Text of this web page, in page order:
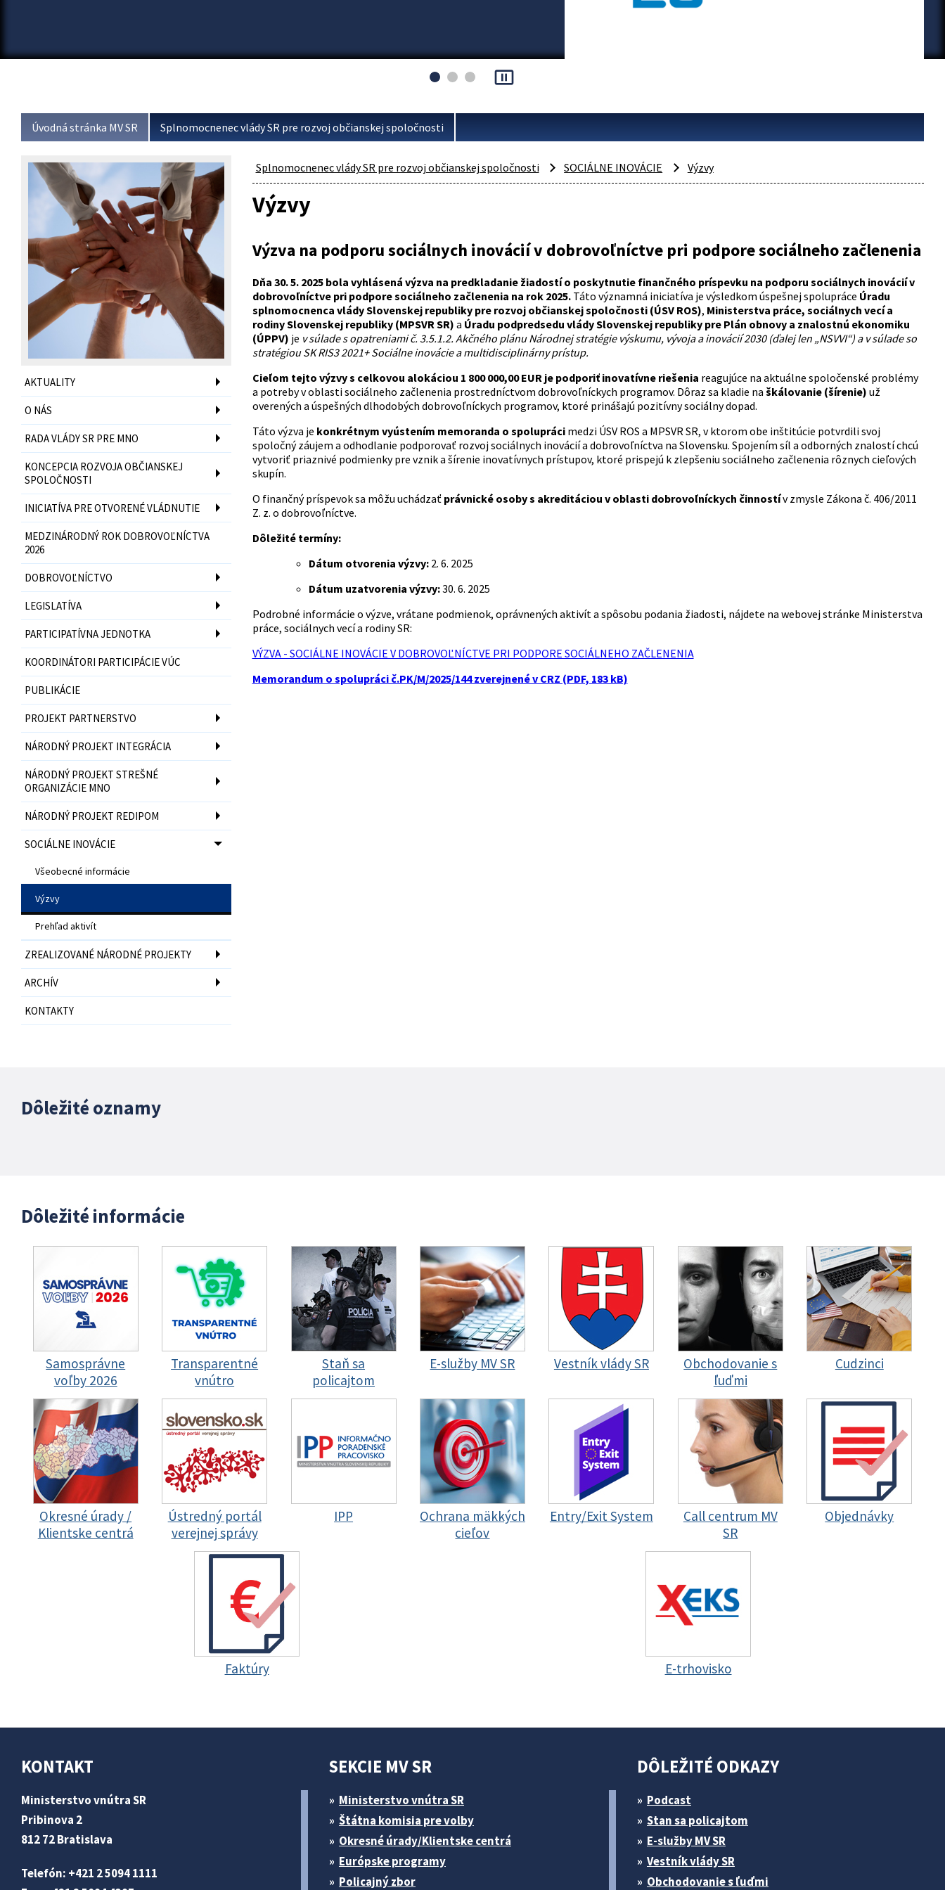
pause_presentation
Úvodná stránka MV SR Splnomocnenec vlády SR pre rozvoj občianskej spoločnosti
AKTUALITY
O NÁS
RADA VLÁDY SR PRE MNO
KONCEPCIA ROZVOJA OBČIANSKEJ
SPOLOČNOSTI
INICIATÍVA PRE OTVORENÉ VLÁDNUTIE
MEDZINÁRODNÝ ROK DOBROVOĽNÍCTVA
2026
DOBROVOĽNÍCTVO
LEGISLATÍVA
PARTICIPATÍVNA JEDNOTKA
KOORDINÁTORI PARTICIPÁCIE VÚC
PUBLIKÁCIE
PROJEKT PARTNERSTVO
NÁRODNÝ PROJEKT INTEGRÁCIA
NÁRODNÝ PROJEKT STREŠNÉ
ORGANIZÁCIE MNO
NÁRODNÝ PROJEKT REDIPOM
SOCIÁLNE INOVÁCIE
Všeobecné informácie
Výzvy
Prehľad aktivít
ZREALIZOVANÉ NÁRODNÉ PROJEKTY
ARCHÍV
KONTAKTY
Splnomocnenec vlády SR pre rozvoj občianskej spoločnosti SOCIÁLNE INOVÁCIE Výzvy
Výzvy
Výzva na podporu sociálnych inovácií v dobrovoľníctve pri podpore sociálneho začlenenia
Dňa 30. 5. 2025 bola vyhlásená výzva na predkladanie žiadostí o poskytnutie finančného príspevku na podporu sociálnych inovácií v
dobrovoľníctve pri podpore sociálneho začlenenia na rok 2025.Táto významná iniciatíva je výsledkom úspešnej spolupráce Úradu
splnomocnenca vlády Slovenskej republiky pre rozvoj občianskej spoločnosti (ÚSV ROS), Ministerstva práce, sociálnych vecí a
rodiny Slovenskej republiky (MPSVR SR) a Úradu podpredsedu vlády Slovenskej republiky pre Plán obnovy a znalostnú ekonomiku
(ÚPPV) je v súlade s opatreniami č. 3.5.1.2. Akčného plánu Národnej stratégie výskumu, vývoja a inovácií 2030 (ďalej len „NSVVI“) a v súlade so
stratégiou SK RIS3 2021+ Sociálne inovácie a multidisciplinárny prístup.
Cieľom tejto výzvy s celkovou alokáciou 1 800 000,00 EUR je podporiť inovatívne riešenia reagujúce na aktuálne spoločenské problémy
a potreby v oblasti sociálneho začlenenia prostredníctvom dobrovoľníckych programov. Dôraz sa kladie na škálovanie (šírenie) už
overených a úspešných dlhodobých dobrovoľníckych programov, ktoré prinášajú pozitívny sociálny dopad.
Táto výzva je konkrétnym vyústením memoranda o spoluprácimedzi ÚSV ROS a MPSVR SR, v ktorom obe inštitúcie potvrdili svoj
spoločný záujem a odhodlanie podporovať rozvoj sociálnych inovácií a dobrovoľníctva na Slovensku. Spojením síl a odborných znalostí chcú
vytvoriť priaznivé podmienky pre vznik a šírenie inovatívnych prístupov, ktoré prispejú k zlepšeniu sociálneho začlenenia rôznych cieľových
skupín.
O finančný príspevok sa môžu uchádzať právnické osoby s akreditáciou v oblasti dobrovoľníckych činnostív zmysle Zákona č. 406/2011
Z. z. o dobrovoľníctve.
Dôležité termíny:
Dátum otvorenia výzvy:2. 6. 2025
Dátum uzatvorenia výzvy:30. 6. 2025
Podrobné informácie o výzve, vrátane podmienok, oprávnených aktivít a spôsobu podania žiadosti, nájdete na webovej stránke Ministerstva
práce, sociálnych vecí a rodiny SR:
VÝZVA - SOCIÁLNE INOVÁCIE V DOBROVOĽNÍCTVE PRI PODPORE SOCIÁLNEHO ZAČLENENIA
Memorandum o spolupráci č.PK/M/2025/144 zverejnené v CRZ (PDF, 183 kB)
Dôležité oznamy
Dôležité informácie
Samosprávne
voľby 2026
Transparentné
vnútro
Staň sa
policajtom
E-služby MV SR Vestník vlády SR
Obchodovanie s
ľuďmi
Cudzinci
Okresné úrady /
Klientske centrá
Ústredný portál
verejnej správy
IPP
Ochrana mäkkých
cieľov
Entry/Exit System
Call centrum MV
SR
Objednávky
Faktúry E-trhovisko
KONTAKT
Ministerstvo vnútra SR
Pribinova 2
812 72 Bratislava
Telefón: +421 2 5094 1111
SEKCIE MV SR
Ministerstvo vnútra SR
Štátna komisia pre volby
Okresné úrady/Klientske centrá
Európske programy
Policajný zbor
DÔLEŽITÉ ODKAZY
Podcast
Stan sa policajtom
E-služby MV SR
Vestník vlády SR
Obchodovanie s ľuďmi